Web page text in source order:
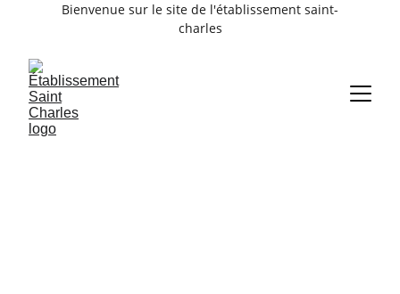
Bienvenue sur le site de l'établissement saint-
charles